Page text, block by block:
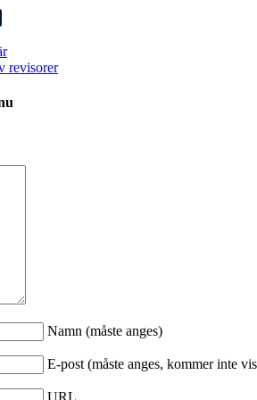
revisorer
Namn (måste anges)
E-post (måste anges, kommer inte
URL